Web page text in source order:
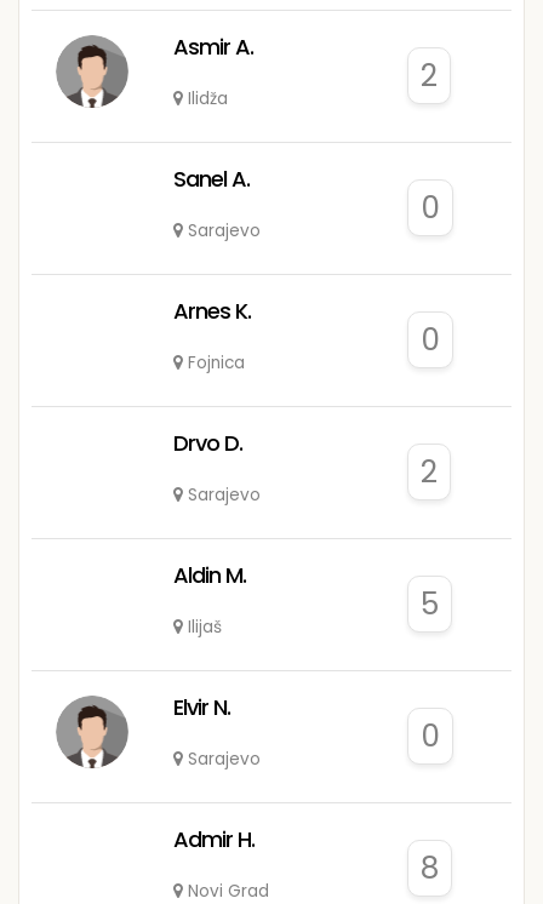
Asmir A.
Ilidža
2
Sanel A.
Sarajevo
0
Arnes K.
Fojnica
0
Drvo D.
Sarajevo
2
Aldin M.
Ilijaš
5
Elvir N.
Sarajevo
0
Admir H.
Novi Grad
8